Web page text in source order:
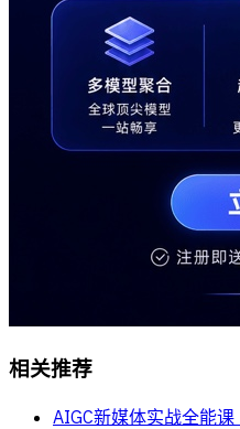
相关推荐
AIGC新媒体实战全能